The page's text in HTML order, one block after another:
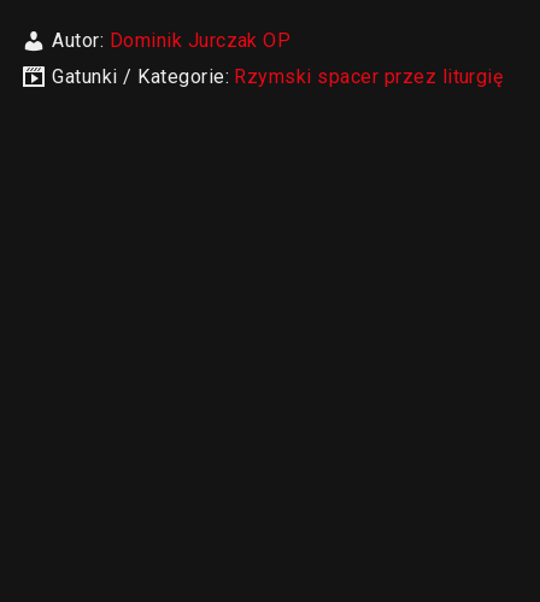
Autor: Dominik Jurczak OP
Gatunki / Kategorie: Rzymski spacer przez liturgię